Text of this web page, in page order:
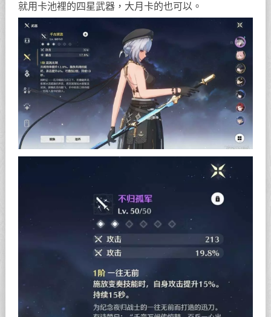
就用卡池裡的四星武器，大月卡的也可以。